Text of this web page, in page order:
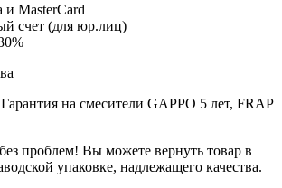
и MasterCard
счет (для юр.лиц)
Гарантия на смесители GAPPO 5 лет, FRAP
проблем! Вы можете вернуть товар в
упаковке, надлежащего качества.